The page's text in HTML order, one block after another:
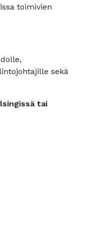
toimivien
sekä
tai